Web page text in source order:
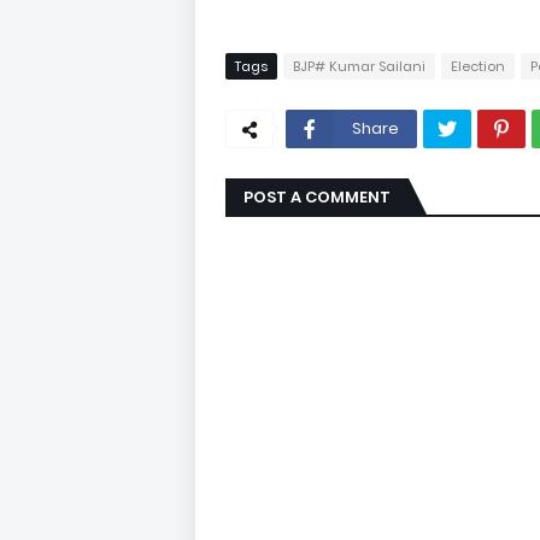
Tags BJP# Kumar Sailani Election
Share
POST A COMMENT